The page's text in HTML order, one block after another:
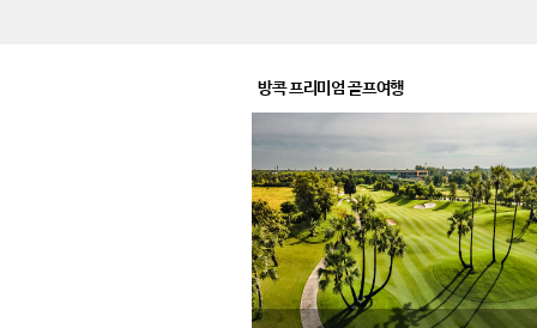
방콕 프리미엄 골프여행